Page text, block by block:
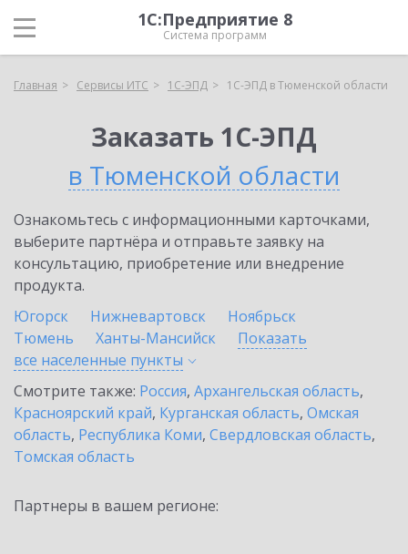
1С:Предприятие 8
Система программ
Главная Сервисы ИТС 1С-ЭПД 1С-ЭПД в Тюменской области
Заказать 1С-ЭПД
в Тюменской области
Ознакомьтесь с информационными карточками,
выберите партнёра и отправьте заявку на
консультацию, приобретение или внедрение
продукта.
Югорск
Нижневартовск
Ноябрьск
Тюмень
Ханты-Мансийск
Показать
все населенные пункты
Смотрите также: Россия, Архангельская область,
Красноярский край, Курганская область, Омская
область, Республика Коми, Свердловская область,
Томская область
Партнеры в вашем регионе: